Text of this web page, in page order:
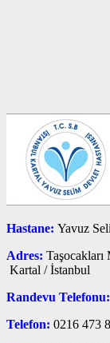
Hastane: Yavuz
Adres:
Kartal / İstanbul
Randevu Telefonu:
Telefon: 0216 473